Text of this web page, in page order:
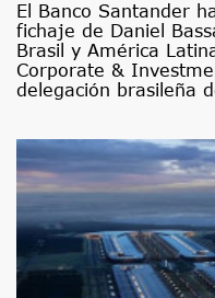
El Banco Santander
fichaje de Daniel
Brasil y América
Corporate &
delegación brasileña